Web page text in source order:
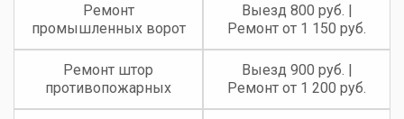
Ремонт
промышленных ворот
Выезд 800 руб. |
Ремонт от 1 150 руб.
Ремонт штор
противопожарных
Выезд 900 руб. |
Ремонт от 1 200 руб.